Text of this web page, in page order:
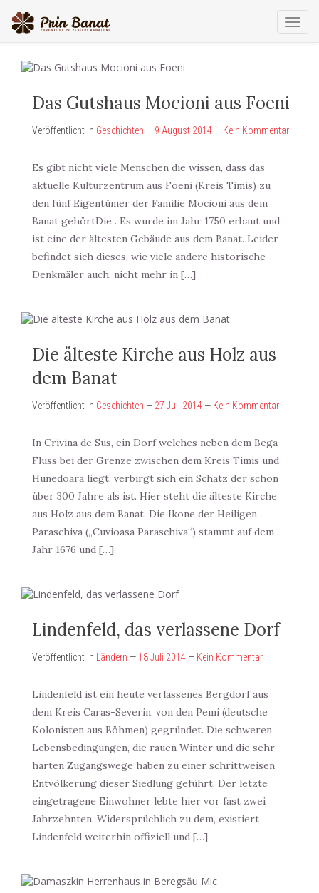
Das Gutshaus Mocioni aus Foeni
Veröffentlicht in Geschichten — 9 August 2014 — Kein Kommentar
Es gibt nicht viele Menschen die wissen, dass das
aktuelle Kulturzentrum aus Foeni (Kreis Timis) zu
den fünf Eigentümer der Familie Mocioni aus dem
Banat gehörtDie . Es wurde im Jahr 1750 erbaut und
ist eine der ältesten Gebäude aus dem Banat. Leider
befindet sich dieses, wie viele andere historische
Denkmäler auch, nicht mehr in […]
Die älteste Kirche aus Holz aus
dem Banat
Veröffentlicht in Geschichten — 27 Juli 2014 — Kein Kommentar
In Crivina de Sus, ein Dorf welches neben dem Bega
Fluss bei der Grenze zwischen dem Kreis Timis und
Hunedoara liegt, verbirgt sich ein Schatz der schon
über 300 Jahre als ist. Hier steht die älteste Kirche
aus Holz aus dem Banat. Die Ikone der Heiligen
Paraschiva („Cuvioasa Paraschiva“) stammt auf dem
Jahr 1676 und […]
Lindenfeld, das verlassene Dorf
Veröffentlicht in Ländern — 18 Juli 2014 — Kein Kommentar
Lindenfeld ist ein heute verlassenes Bergdorf aus
dem Kreis Caras-Severin, von den Pemi (deutsche
Kolonisten aus Böhmen) gegründet. Die schweren
Lebensbedingungen, die rauen Winter und die sehr
harten Zugangswege haben zu einer schrittweisen
Entvölkerung dieser Siedlung geführt. Der letzte
eingetragene Einwohner lebte hier vor fast zwei
Jahrzehnten. Widersprüchlich zu dem, existiert
Lindenfeld weiterhin offiziell und […]